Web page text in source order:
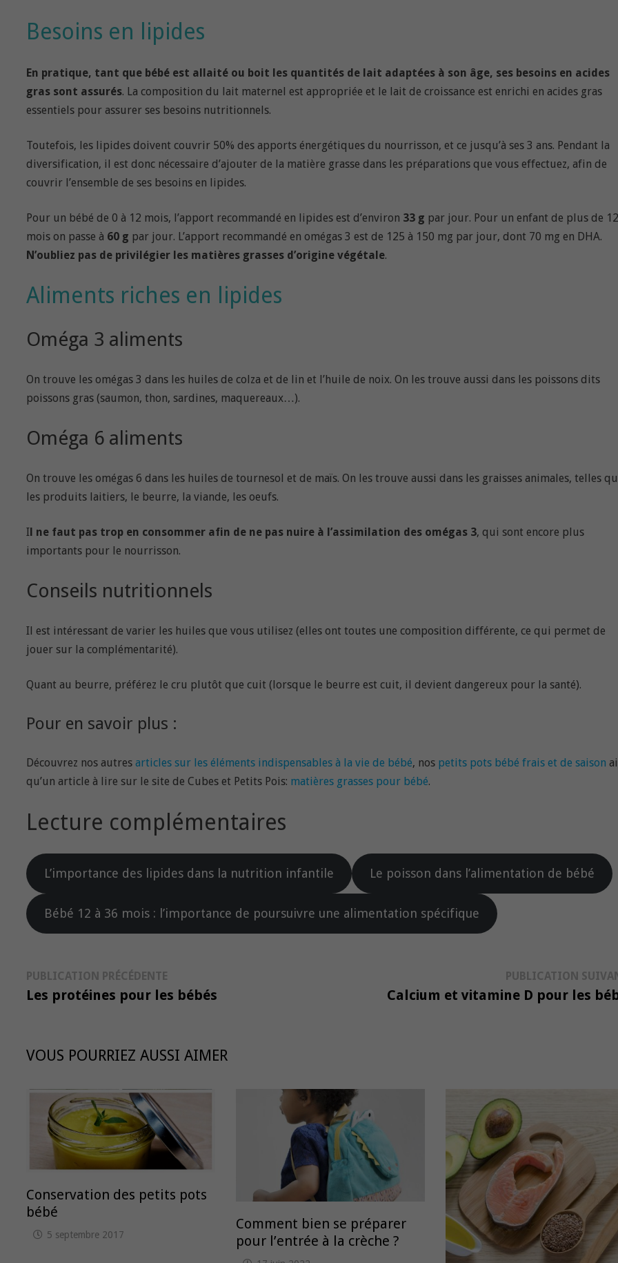
Besoins en lipides
En pratique, tant que bébé est allaité ou boit les quantités de lait adaptées à son âge, ses besoins en acides
gras sont assurés. La composition du lait maternel est appropriée et le lait de croissance est enrichi en acides gras
essentiels pour assurer ses besoins nutritionnels.
Toutefois, les lipides doivent couvrir 50% des apports énergétiques du nourrisson, et ce jusqu’à ses 3 ans. Pendant la
diversification, il est donc nécessaire d’ajouter de la matière grasse dans les préparations que vous effectuez, afin de
couvrir l’ensemble de ses besoins en lipides.
Pour un bébé de 0 à 12 mois, l’apport recommandé en lipides est d’environ 33 g par jour. Pour un enfant de plus de 12
mois on passe à 60 g par jour. L’apport recommandé en omégas 3 est de 125 à 150 mg par jour, dont 70 mg en DHA.
N’oubliez pas de privilégier les matières grasses d’origine végétale.
Aliments riches en lipides
Oméga 3 aliments
On trouve les omégas 3 dans les huiles de colza et de lin et l’huile de noix. On les trouve aussi dans les poissons dits
poissons gras (saumon, thon, sardines, maquereaux…).
Oméga 6 aliments
On trouve les omégas 6 dans les huiles de tournesol et de maïs. On les trouve aussi dans les graisses animales, telles
les produits laitiers, le beurre, la viande, les oeufs.
Il ne faut pas trop en consommer afin de ne pas nuire à l’assimilation des omégas 3, qui sont encore plus
importants pour le nourrisson.
Conseils nutritionnels
Il est intéressant de varier les huiles que vous utilisez (elles ont toutes une composition différente, ce qui permet de
jouer sur la complémentarité).
Quant au beurre, préférez le cru plutôt que cuit (lorsque le beurre est cuit, il devient dangereux pour la santé).
Pour en savoir plus :
Découvrez nos autres articles sur les éléments indispensables à la vie de bébé, nos petits pots bébé frais et de saison
qu’un article à lire sur le site de Cubes et Petits Pois: matières grasses pour bébé.
Lecture complémentaires
L’importance des lipides dans la nutrition infantile Le poisson dans l’alimentation de bébé
Bébé 12 à 36 mois : l’importance de poursuivre une alimentation spécifique
Navigation
de
PUBLICATION PRÉCÉDENTEPublication
précédente :
Les protéines pour les bébés
PUBLICATION
Calcium et vitamine D pour les
VOUS POURRIEZ AUSSI AIMER
Conservation des petits pots
bébé
5 septembre 2017
Comment bien se préparer
pour l’entrée à la crèche ?